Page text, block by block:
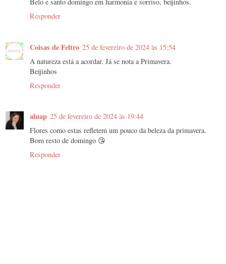
Responder
Coisas de Feltro 25 de fevereiro de 2024 às 15:54
A natureza está a acordar. Já se nota a Primavera.
Beijinhos
Responder
aluap 25 de fevereiro de 2024 às 19:44
Flores como estas refletem um pouco da beleza da primavera.
Bom resto de domingo 😘
Responder